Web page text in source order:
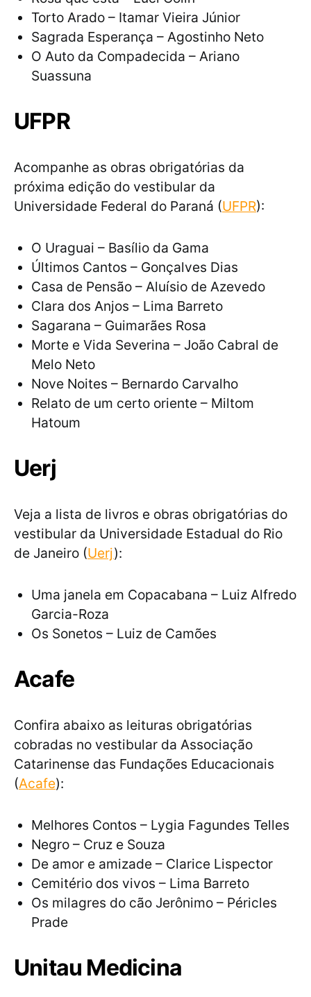
Torto Arado – Itamar Vieira Júnior
Sagrada Esperança – Agostinho Neto
O Auto da Compadecida – Ariano
Suassuna
UFPR
Acompanhe as obras obrigatórias da
próxima edição do vestibular da
Universidade Federal do Paraná (UFPR):
O Uraguai – Basílio da Gama
Últimos Cantos – Gonçalves Dias
Casa de Pensão – Aluísio de Azevedo
Clara dos Anjos – Lima Barreto
Sagarana – Guimarães Rosa
Morte e Vida Severina – João Cabral de
Melo Neto
Nove Noites – Bernardo Carvalho
Relato de um certo oriente – Miltom
Hatoum
Uerj
Veja a lista de livros e obras obrigatórias do
vestibular da Universidade Estadual do Rio
de Janeiro (Uerj):
Uma janela em Copacabana – Luiz Alfredo
Garcia-Roza
Os Sonetos – Luiz de Camões
Acafe
Confira abaixo as leituras obrigatórias
cobradas no vestibular da Associação
Catarinense das Fundações Educacionais
(Acafe):
Melhores Contos – Lygia Fagundes Telles
Negro – Cruz e Souza
De amor e amizade – Clarice Lispector
Cemitério dos vivos – Lima Barreto
Os milagres do cão Jerônimo – Péricles
Prade
Unitau Medicina